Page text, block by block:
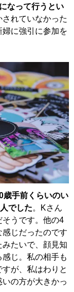
なって行うとい
れていなかった
に強引に参加を
歳手前くらいのい
でした。Kさん
うです。他の4
じだったのです
たいで、顔見知
じ。私の相手も
が、私はわりと
の方が大きかっ